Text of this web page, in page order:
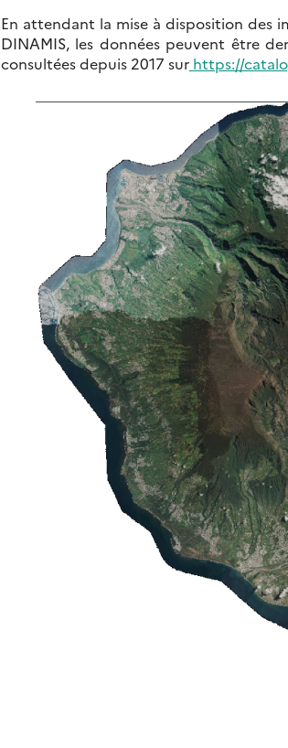
En attendant la mise à disposition des
DINAMIS, les données peuvent être
consultées depuis 2017 surhttps://